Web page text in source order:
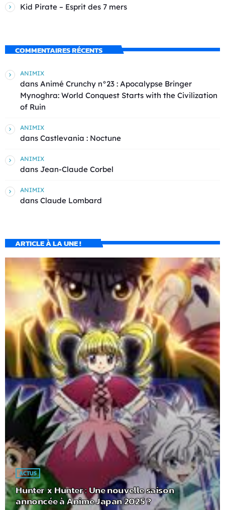
Kid Pirate – Esprit des 7 mers
COMMENTAIRES RÉCENTS
ANIMIX
dans Animé Crunchy n°23 : Apocalypse Bringer
Mynoghra: World Conquest Starts with the Civilization
of Ruin
ANIMIX
dans Castlevania : Noctune
ANIMIX
dans Jean-Claude Corbel
ANIMIX
dans Claude Lombard
ARTICLE À LA UNE !
ACTUS
Hunter x Hunter : Une nouvelle saison
annoncée à Anime Japan 2025 ?